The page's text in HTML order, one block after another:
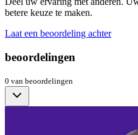
betere keuze te maken.
Laat een beoordeling achter
beoordelingen
0 van beoordelingen